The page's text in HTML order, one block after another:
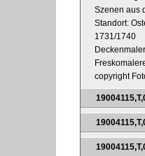
Szenen aus
Standort:
1731/1740
copyright